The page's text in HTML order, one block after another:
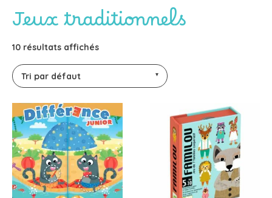
Jeux traditionnels
10 résultats affichés